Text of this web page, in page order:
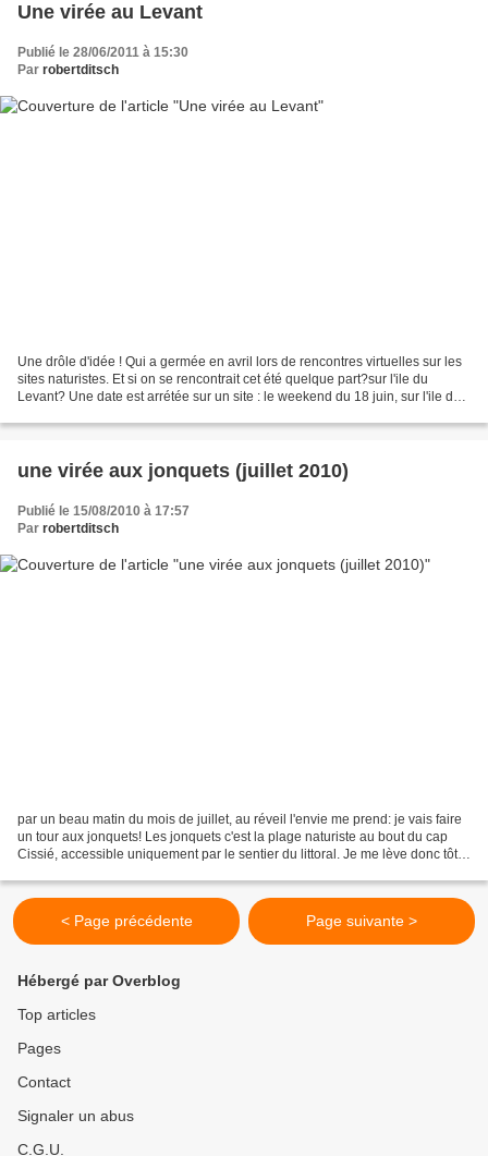
Une virée au Levant
Publié le 28/06/2011 à 15:30
Par robertditsch
Une drôle d'idée ! Qui a germée en avril lors de rencontres virtuelles sur les
sites naturistes. Et si on se rencontrait cet été quelque part?sur l'ile du
Levant? Une date est arrétée sur un site : le weekend du 18 juin, sur l'ile du
une virée aux jonquets (juillet 2010)
Publié le 15/08/2010 à 17:57
Par robertditsch
par un beau matin du mois de juillet, au réveil l'envie me prend: je vais faire
un tour aux jonquets! Les jonquets c'est la plage naturiste au bout du cap
Cissié, accessible uniquement par le sentier du littoral. Je me lève donc tôt, il
< Page précédente Page suivante >
Hébergé par Overblog
Top articles
Pages
Contact
Signaler un abus
C.G.U.